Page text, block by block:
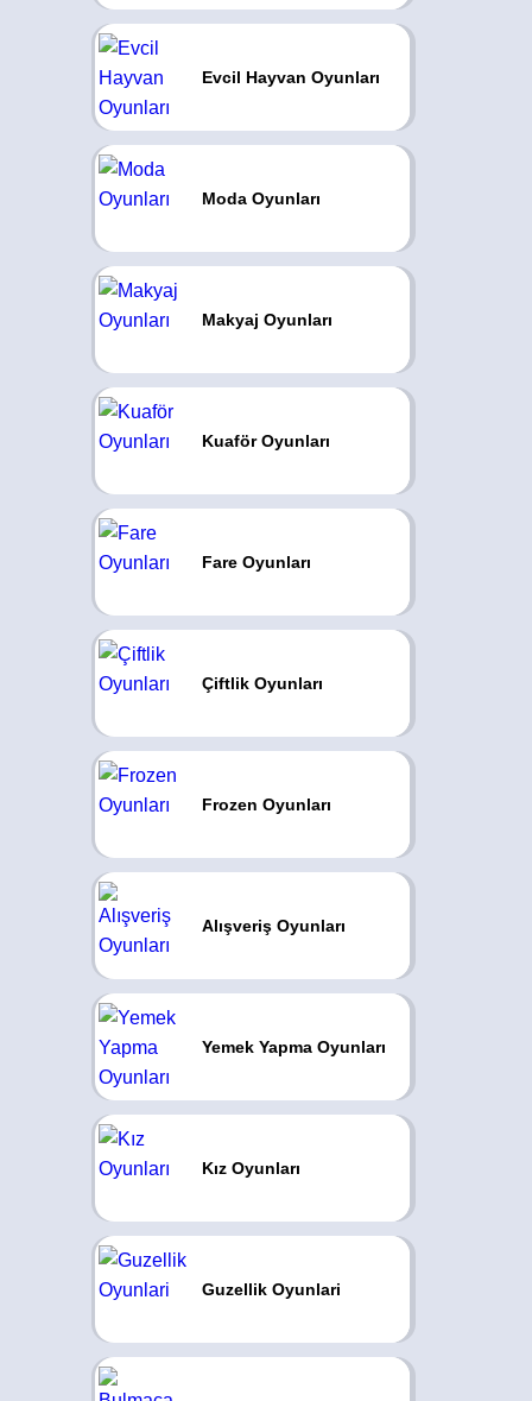
Evcil Hayvan Oyunları
Moda Oyunları
Makyaj Oyunları
Kuaför Oyunları
Fare Oyunları
Çiftlik Oyunları
Frozen Oyunları
Alışveriş Oyunları
Yemek Yapma Oyunları
Kız Oyunları
Guzellik Oyunlari